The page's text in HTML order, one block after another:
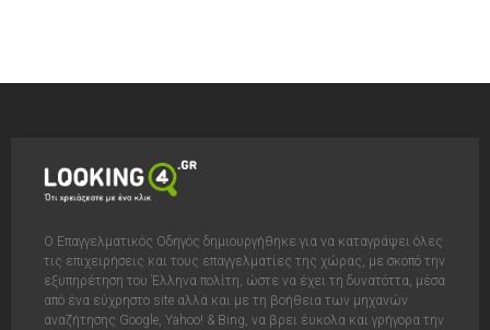
Ο Επαγγελματικός Οδηγός δημιουργήθηκε για να καταγράψει όλες
τις επιχειρήσεις και τους επαγγελματίες της χώρας, με σκοπό την
εξυπηρέτηση του Έλληνα πολίτη, ώστε να έχει τη δυνατόττα, μέσα
από ένα εύχρηστο site αλλά και με τη βοήθεια των μηχανών
αναζήτησης Google, Yahoo! & Bing, να βρει έυκολα και γρήγορα την